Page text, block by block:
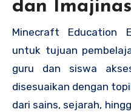
dan
Minecraft Education
untuk tujuan
guru dan siswa
disesuaikan dengan
dari sains, sejarah,